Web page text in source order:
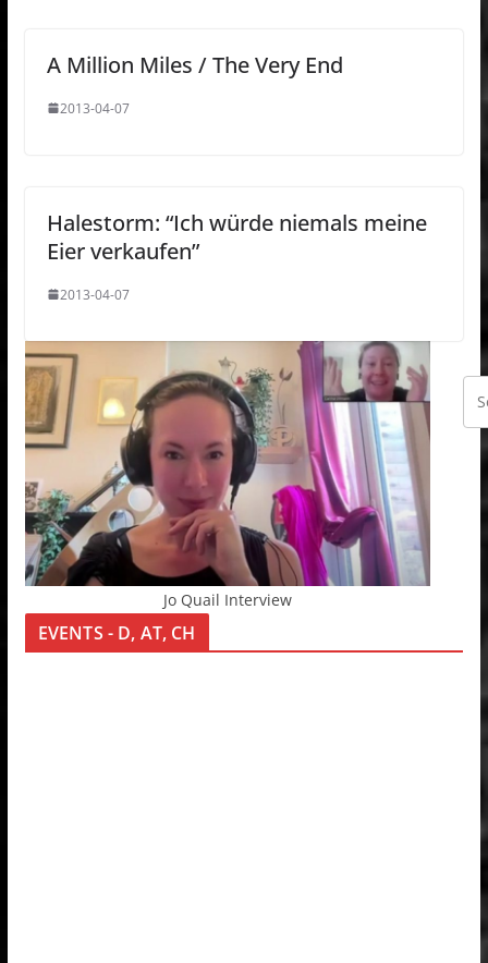
A Million Miles / The Very End
2013-04-07
Halestorm: “Ich würde niemals meine
Eier verkaufen”
2013-04-07
Jo Quail Interview
EVENTS - D, AT, CH